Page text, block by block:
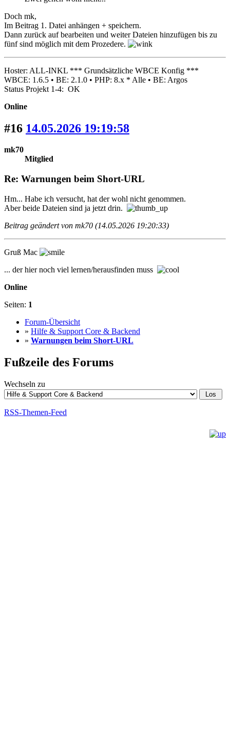
Doch mk,
Im Beitrag 1. Datei anhängen + speichern.
Dann zurück auf bearbeiten und weiter Dateien hinzufügen bis zu
fünf sind möglich mit dem Prozedere.
Hoster: ALL-INKL *** Grundsätzliche WBCE Konfig ***
WBCE: 1.6.5 • BE: 2.1.0 • PHP: 8.x * Alle • BE: Argos
Status Projekt 1-4: OK
Online
#16 14.05.2026 19:19:58
mk70
Mitglied
Re: Warnungen beim Short-URL
Hm... Habe ich versucht, hat der wohl nicht genommen.
Aber beide Dateien sind ja jetzt drin.
Beitrag geändert von mk70 (14.05.2026 19:20:33)
Gruß Mac
... der hier noch viel lernen/herausfinden muss
Online
Seiten: 1
Forum-Übersicht
» Hilfe & Support Core & Backend
» Warnungen beim Short-URL
Fußzeile des Forums
Wechseln zu
RSS-Themen-Feed